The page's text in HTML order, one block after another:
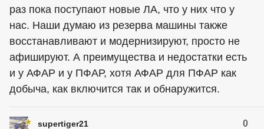
раз пока поступают новые ЛА, что у них что у
нас. Наши думаю из резерва машины также
восстанавливают и модернизируют, просто не
афишируют. А преимущества и недостатки есть
и у АФАР и у ПФАР, хотя АФАР для ПФАР как
добыча, как включится так и обнаружится.
supertiger21 0